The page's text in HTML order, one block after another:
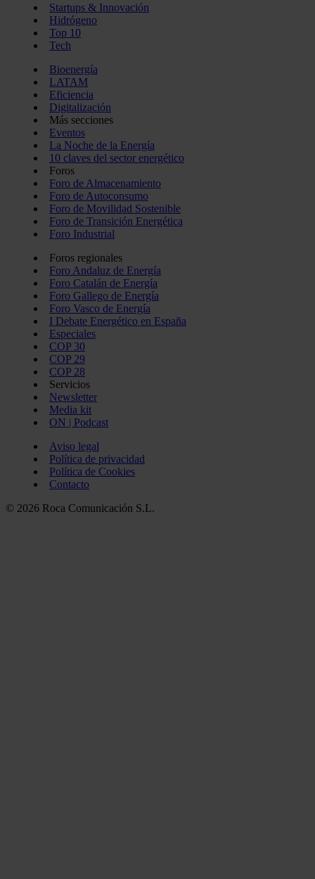
Startups & Innovación
Hidrógeno
Top 10
Tech
Bioenergía
LATAM
Eficiencia
Digitalización
Más secciones
Eventos
La Noche de la Energía
10 claves del sector energético
Foros
Foro de Almacenamiento
Foro de Autoconsumo
Foro de Movilidad Sostenible
Foro de Transición Energética
Foro Industrial
Foros regionales
Foro Andaluz de Energía
Foro Catalán de Energía
Foro Gallego de Energía
Foro Vasco de Energía
I Debate Energético en España
Especiales
COP 30
COP 29
COP 28
Servicios
Newsletter
Media kit
ON | Podcast
Aviso legal
Política de privacidad
Política de Cookies
Contacto
© 2026 Roca Comunicación S.L.